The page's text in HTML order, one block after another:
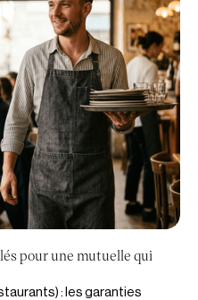
pour une mutuelle qui
: les garanties